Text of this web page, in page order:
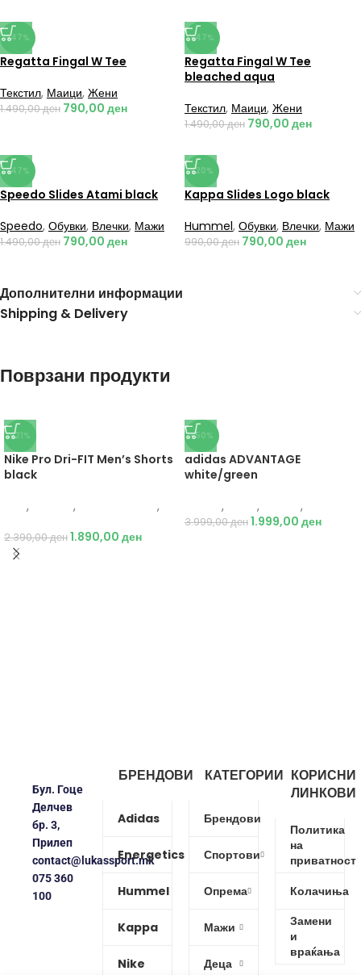
-47%
Regatta Fingal W Tee
Текстил, Маици, Жени
1.490,00ден 790,00 ден
-47%
Regatta Fingal W Tee
bleached aqua
Текстил, Маици, Жени
1.490,00ден 790,00 ден
-47%
Speedo Slides Atami black
Speedo, Обувки, Влечки, Мажи
1.490,00ден 790,00 ден
-20%
Kappa Slides Logo black
Hummel, Обувки, Влечки, Мажи
990,00ден 790,00 ден
Дополнителни информации
Shipping & Delivery
Поврзани продукти
-21%
Nike Pro Dri-FIT Men’s Shorts
black
, ,
,
2.390,00ден1.890,00 ден
-50%
adidas ADVANTAGE
white/green
, , ,
3.999,00ден1.999,00 ден
Бул. Гоце
Делчев
бр. 3,
Прилеп
contact@lukassport.mk
075 360
100
БРЕНДОВИ
Adidas
Energetics
Hummel
Kappa
Nike
КАТЕГОРИИ
Брендови
Спортови
Опрема
Мажи
Деца
КОРИСНИ
ЛИНКОВИ
Политика
на
приватност
Колачиња
Замени
и
враќања